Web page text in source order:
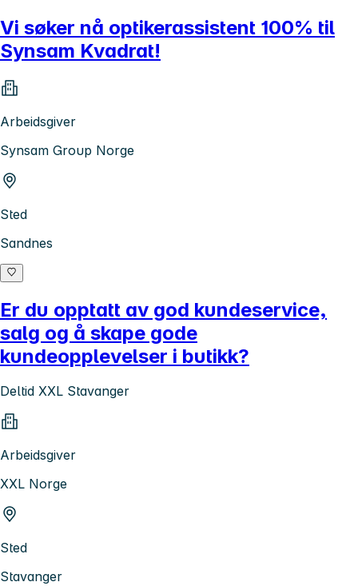
Vi søker nå optikerassistent 100% til
Synsam Kvadrat!
Arbeidsgiver
Synsam Group Norge
Sted
Sandnes
Er du opptatt av god kundeservice,
salg og å skape gode
kundeopplevelser i butikk?
Deltid XXL Stavanger
Arbeidsgiver
XXL Norge
Sted
Stavanger